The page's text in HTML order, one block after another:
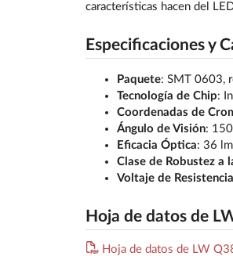
características hacen del
Especificaciones y
Paquete: SMT 0603,
Tecnología de Chip:
Coordenadas de
Ángulo de Visión:
Eficacia Óptica: 36
Clase de Robustez a
Voltaje de
Hoja de datos de
Hoja de datos de LW